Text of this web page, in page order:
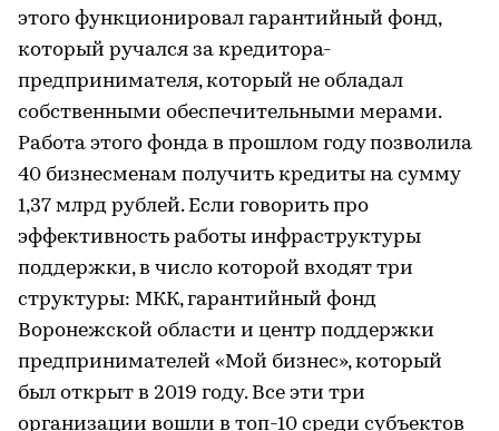
этого функционировал гарантийный фонд,
который ручался за кредитора-
предпринимателя, который не обладал
собственными обеспечительными мерами.
Работа этого фонда в прошлом году позволила
40 бизнесменам получить кредиты на сумму
1,37 млрд рублей. Если говорить про
эффективность работы инфраструктуры
поддержки, в число которой входят три
структуры: МКК, гарантийный фонд
Воронежской области и центр поддержки
предпринимателей «Мой бизнес», который
был открыт в 2019 году. Все эти три
организации вошли в топ-10 среди субъектов